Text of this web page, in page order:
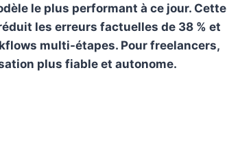
le plus performant à ce jour. Cette
les erreurs factuelles de 38 % et
multi-étapes. Pour freelancers,
plus fiable et autonome.